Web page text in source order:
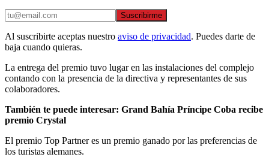
Suscribirme
Al suscribirte aceptas nuestro aviso de privacidad. Puedes darte de
baja cuando quieras.
La entrega del premio tuvo lugar en las instalaciones del complejo
contando con la presencia de la directiva y representantes de sus
colaboradores.
También te puede interesar: Grand Bahía Príncipe Coba recibe
premio Crystal
El premio Top Partner es un premio ganado por las preferencias de
los turistas alemanes.